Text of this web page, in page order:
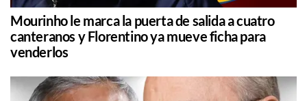
Mourinho le marca la puerta de salida a cuatro
canteranos y Florentino ya mueve ficha para
venderlos